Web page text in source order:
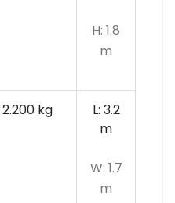
H: 1.8
m
2.200 kg
L: 3.2
m
W: 1.7
m